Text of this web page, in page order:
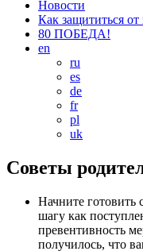
Новости
Как защититься от
80 ПОБЕДА!
en
ru
es
de
fr
pl
uk
Советы
Начните готовить
шагу как
превентивность
получилось, что